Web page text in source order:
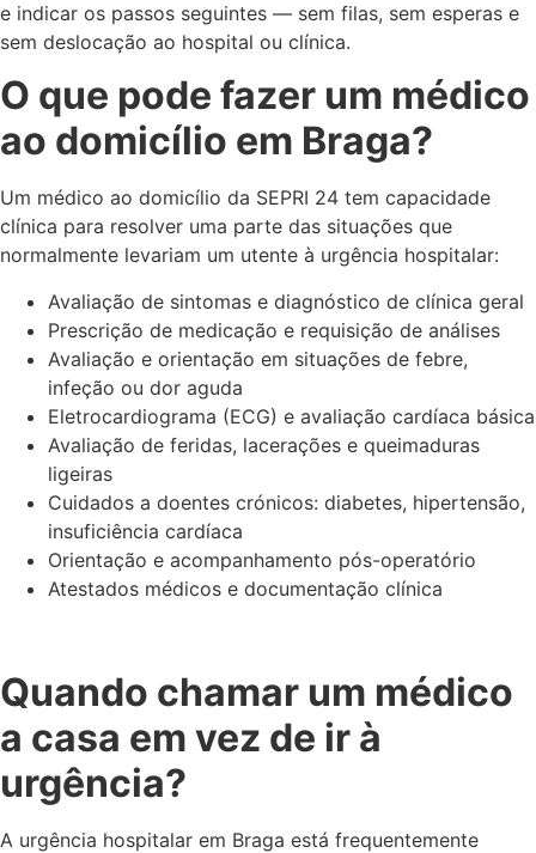
e indicar os passos seguintes — sem filas, sem esperas e
sem deslocação ao hospital ou clínica.
O que pode fazer um médico
ao domicílio em Braga?
Um médico ao domicílio da SEPRI 24 tem capacidade
clínica para resolver uma parte das situações que
normalmente levariam um utente à urgência hospitalar:
Avaliação de sintomas e diagnóstico de clínica geral
Prescrição de medicação e requisição de análises
Avaliação e orientação em situações de febre,
infeção ou dor aguda
Eletrocardiograma (ECG) e avaliação cardíaca básica
Avaliação de feridas, lacerações e queimaduras
ligeiras
Cuidados a doentes crónicos: diabetes, hipertensão,
insuficiência cardíaca
Orientação e acompanhamento pós-operatório
Atestados médicos e documentação clínica
Quando chamar um médico
a casa em vez de ir à
urgência?
A urgência hospitalar em Braga está frequentemente